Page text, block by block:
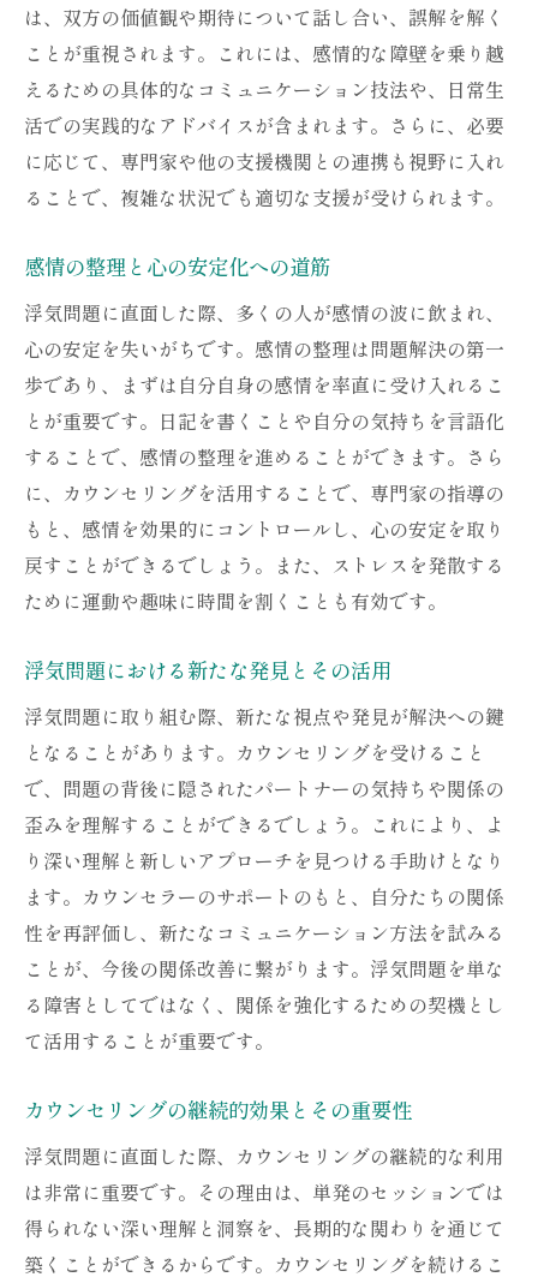
は、双方の価値観や期待について話し合い、誤解を解く
ことが重視されます。これには、感情的な障壁を乗り越
えるための具体的なコミュニケーション技法や、日常生
活での実践的なアドバイスが含まれます。さらに、必要
に応じて、専門家や他の支援機関との連携も視野に入れ
ることで、複雑な状況でも適切な支援が受けられます。
感情の整理と心の安定化への道筋
浮気問題に直面した際、多くの人が感情の波に飲まれ、
心の安定を失いがちです。感情の整理は問題解決の第一
歩であり、まずは自分自身の感情を率直に受け入れるこ
とが重要です。日記を書くことや自分の気持ちを言語化
することで、感情の整理を進めることができます。さら
に、カウンセリングを活用することで、専門家の指導の
もと、感情を効果的にコントロールし、心の安定を取り
戻すことができるでしょう。また、ストレスを発散する
ために運動や趣味に時間を割くことも有効です。
浮気問題における新たな発見とその活用
浮気問題に取り組む際、新たな視点や発見が解決への鍵
となることがあります。カウンセリングを受けること
で、問題の背後に隠されたパートナーの気持ちや関係の
歪みを理解することができるでしょう。これにより、よ
り深い理解と新しいアプローチを見つける手助けとなり
ます。カウンセラーのサポートのもと、自分たちの関係
性を再評価し、新たなコミュニケーション方法を試みる
ことが、今後の関係改善に繋がります。浮気問題を単な
る障害としてではなく、関係を強化するための契機とし
て活用することが重要です。
カウンセリングの継続的効果とその重要性
浮気問題に直面した際、カウンセリングの継続的な利用
は非常に重要です。その理由は、単発のセッションでは
得られない深い理解と洞察を、長期的な関わりを通じて
築くことができるからです。カウンセリングを続けるこ